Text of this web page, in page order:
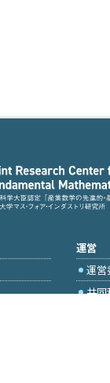
運営
運営
共同